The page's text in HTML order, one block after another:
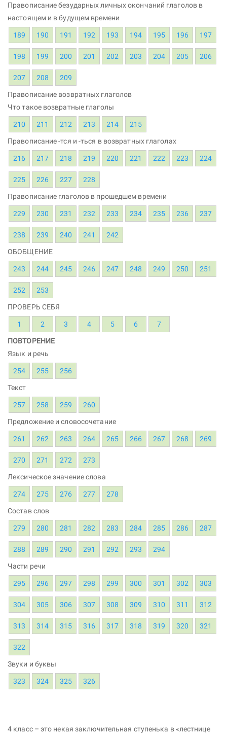
Правописание безударных личных окончаний глаголов в
настоящем и в будущем времени
189 190 191 192 193 194 195 196 197
198 199 200 201 202 203 204 205 206
207 208 209
Правописание возвратных глаголов
Что такое возвратные глаголы
210 211 212 213 214 215
Правописание -тся и -ться в возвратных глаголах
216 217 218 219 220 221 222 223 224
225 226 227 228
Правописание глаголов в прошедшем времени
229 230 231 232 233 234 235 236 237
238 239 240 241 242
ОБОБЩЕНИЕ
243 244 245 246 247 248 249 250 251
252 253
ПРОВЕРЬ СЕБЯ
1 2 3 4 5 6 7
ПОВТОРЕНИЕ
Язык и речь
254 255 256
Текст
257 258 259 260
Предложение и словосочетание
261 262 263 264 265 266 267 268 269
270 271 272 273
Лексическое значение слова
274 275 276 277 278
Состав слов
279 280 281 282 283 284 285 286 287
288 289 290 291 292 293 294
Части речи
295 296 297 298 299 300 301 302 303
304 305 306 307 308 309 310 311 312
313 314 315 316 317 318 319 320 321
322
Звуки и буквы
323 324 325 326
4 класс – это некая заключительная ступенька в «лестнице